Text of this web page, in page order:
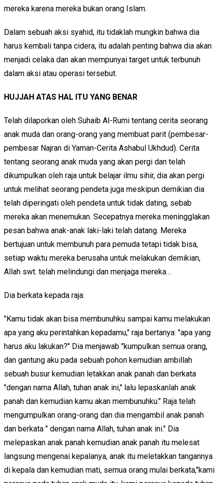
mereka karena mereka bukan orang Islam.
Dalam sebuah aksi syahid, itu tidaklah mungkin bahwa dia
harus kembali tanpa cidera, itu adalah penting bahwa dia akan
menjadi celaka dan akan mempunyai target untuk terbunuh
dalam aksi atau operasi tersebut.
HUJJAH ATAS HAL ITU YANG BENAR
Telah dilaporkan oleh Suhaib Al-Rumi tentang cerita seorang
anak muda dan orang-orang yang membuat parit (pembesar-
pembesar Najran di Yaman-Cerita Ashabul Ukhdud). Cerita
tentang seorang anak muda yang akan pergi dan telah
dikumpulkan oleh raja untuk belajar ilmu sihir, dia akan pergi
untuk melihat seorang pendeta juga meskipun demikian dia
telah diperingati oleh pendeta untuk tidak dating, sebab
mereka akan menemukan. Secepatnya mereka meningglakan
pesan bahwa anak-anak laki-laki telah datang. Mereka
bertujuan untuk membunuh para pemuda tetapi tidak bisa,
setiap waktu mereka berusaha untuk melakukan demikian,
Allah swt. telah melindungi dan menjaga mereka…
Dia berkata kepada raja:
"Kamu tidak akan bisa membunuhku sampai kamu melakukan
apa yang aku perintahkan kepadamu," raja bertanya: "apa yang
harus aku lakukan?" Dia menjawab "kumpulkan semua orang,
dan gantung aku pada sebuah pohon kemudian ambillah
sebuah busur kemudian letakkan anak panah dan berkata
"dengan nama Allah, tuhan anak ini," lalu lepaskanlah anak
panah dan kemudian kamu akan membunuhku." Raja telah
mengumpulkan orang-orang dan dia mengambil anak panah
dan berkata " dengan nama Allah, tuhan anak ini." Dia
melepaskan anak panah kemudian anak panah itu melesat
langsung mengenai kepalanya, anak itu meletakkan tangannya
di kepala dan kemudian mati, semua orang mulai berkata,"kami